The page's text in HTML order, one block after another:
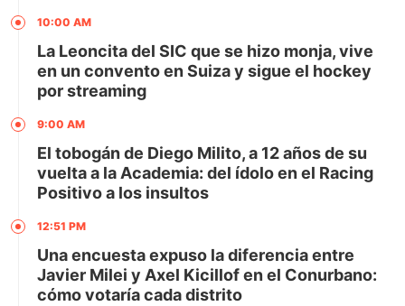
10:00 AM
La Leoncita del SIC que se hizo monja, vive
en un convento en Suiza y sigue el hockey
por streaming
9:00 AM
El tobogán de Diego Milito, a 12 años de su
vuelta a la Academia: del ídolo en el Racing
Positivo a los insultos
12:51 PM
Una encuesta expuso la diferencia entre
Javier Milei y Axel Kicillof en el Conurbano:
cómo votaría cada distrito